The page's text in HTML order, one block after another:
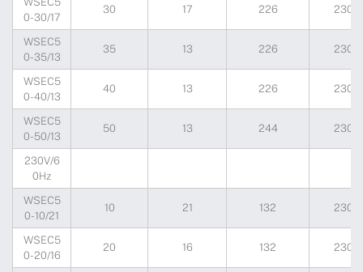
0-30/17
30 17 226 230
WSEC5
0-35/13
35 13 226 230
WSEC5
0-40/13
40 13 226 230
WSEC5
0-50/13
50 13 244 230
230V/6
0Hz
WSEC5
0-10/21
10 21 132 230
WSEC5
0-20/16
20 16 132 230